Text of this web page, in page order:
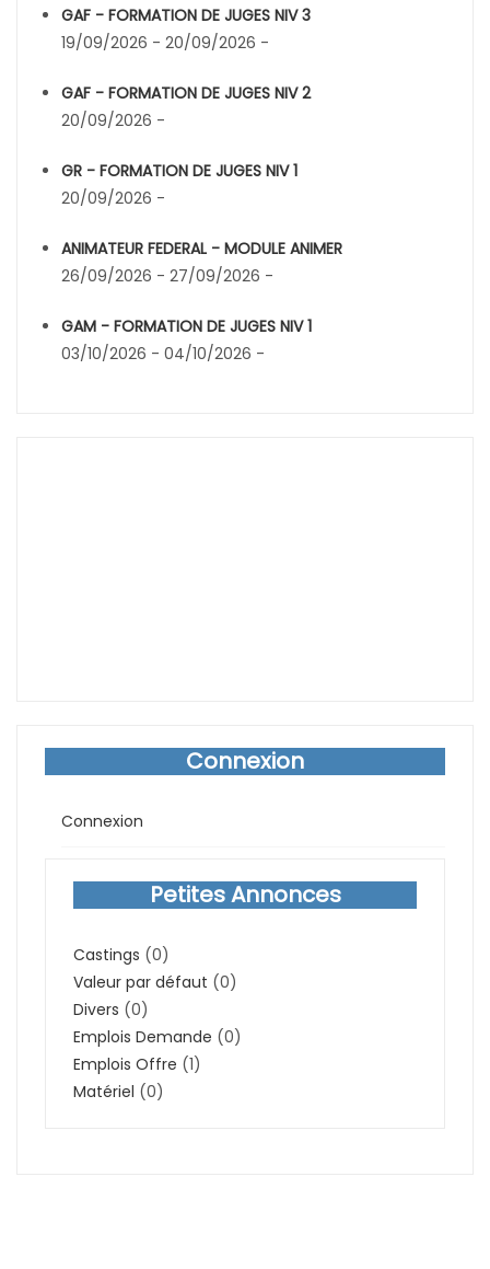
GAF - FORMATION DE JUGES NIV 3
19/09/2026 - 20/09/2026 -
GAF - FORMATION DE JUGES NIV 2
20/09/2026 -
GR - FORMATION DE JUGES NIV 1
20/09/2026 -
ANIMATEUR FEDERAL - MODULE ANIMER
26/09/2026 - 27/09/2026 -
GAM - FORMATION DE JUGES NIV 1
03/10/2026 - 04/10/2026 -
Connexion
Connexion
Petites Annonces
Castings (0)
Valeur par défaut (0)
Divers (0)
Emplois Demande (0)
Emplois Offre (1)
Matériel (0)